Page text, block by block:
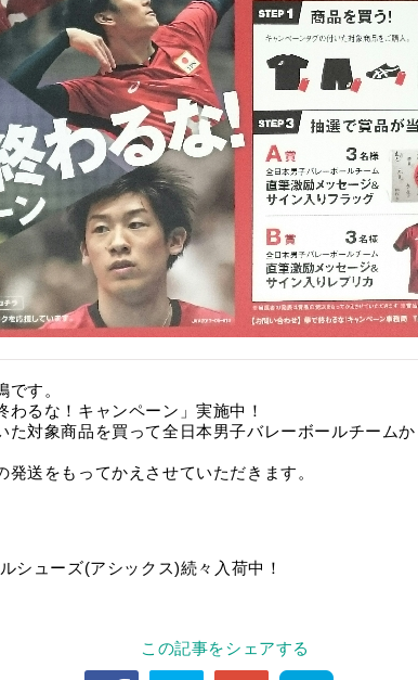
す。
わるな！キャンペーン」実施中！
た対象商品を買って全日本男子バレーボールチーム
送をもってかえさせていただきます。
シューズ(アシックス)続々入荷中！
この記事をシェアする